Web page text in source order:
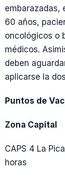
embarazadas,
60 años,
oncológicos o
médicos.
deben
aplicarse la
Puntos de
Zona Capital
CAPS 4 La
horas